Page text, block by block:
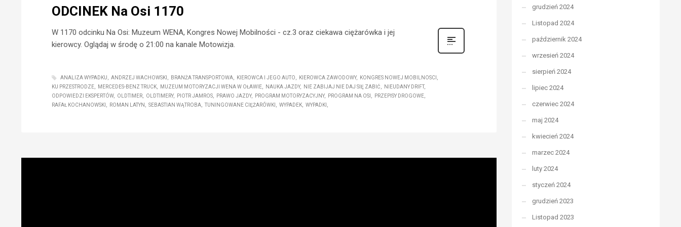
ODCINEK Na Osi 1170
W 1170 odcinku Na Osi: Muzeum WENA, Kongres Nowej Mobilności - cz.3 oraz ciekawa ciężarówka i jej
kierowcy. Oglądaj w środę o 21:00 na kanale Motowizja.
ANALIZA WYPADKU ANDRZEJ WACHOWSKI BRANŻA TRANSPORTOWA KIEROWCA I JEGO AUTO KIEROWCA ZAWODOWY
KONGRES NOWEJ MOBILNOSCI
KU PRZESTRODZE
MERCEDES-BENZ TRUCK MUZEUM MOTORYZACJI WENA W OŁAWIE NAUKA JAZDY NIE ZABIJAJ NIE DAJ SIĘ ZABIĆ
NIEUDANY DRIFT
ODPOWIEDZI EKSPERTÓW
OLDTIMER OLDTIMERY PIOTR JAMROS PRAWO JAZDY PROGRAM MOTORYZACYJNY PROGRAM NA OSI
PRZEPISY DROGOWE
RAFAŁ KOCHANOWSKI
ROMAN LATYN SEBASTIAN WĄTROBA TUNINGOWANE CIĘŻARÓWKI WYPADEK WYPADKI
grudzień 2024
Listopad 2024
październik 2024
wrzesień 2024
sierpień 2024
lipiec 2024
czerwiec 2024
maj 2024
kwiecień 2024
marzec 2024
luty 2024
styczeń 2024
grudzień 2023
Listopad 2023